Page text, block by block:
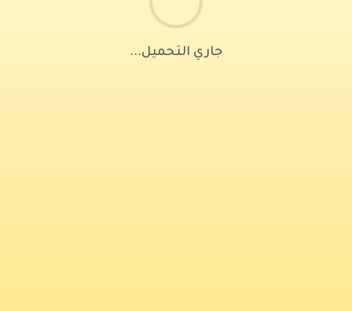
جاري التحميل...